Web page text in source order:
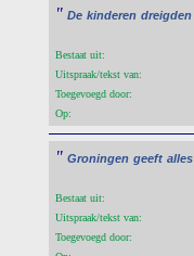
" De kinderen dreigden
Bestaat uit:
Uitspraak/tekst van:
Toegevoegd door:
Op:
" Groningen geeft alles
Bestaat uit:
Uitspraak/tekst van:
Toegevoegd door: